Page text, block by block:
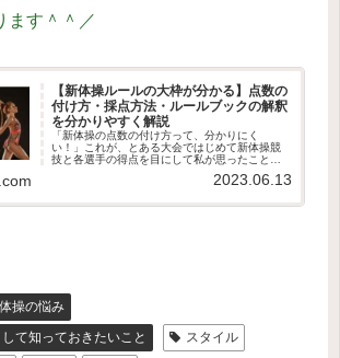
ます＾＾／
【新体操ルールの大枠が分かる】点数の
付け方・採点方法・ルールブックの解釈
を分かりやすく解説
「新体操の点数の付け方って、分かりにく
い！」これが、とある大会ではじめて新体操競
技と各選手の得点を目にして私が思ったこと。
『E』、『A』って一体何なの？何を基準に得点
謎だらけ。この記事では、指導者やコーチの立
2023.06.13
操の悩み
て知っておきたいこと
スタイル